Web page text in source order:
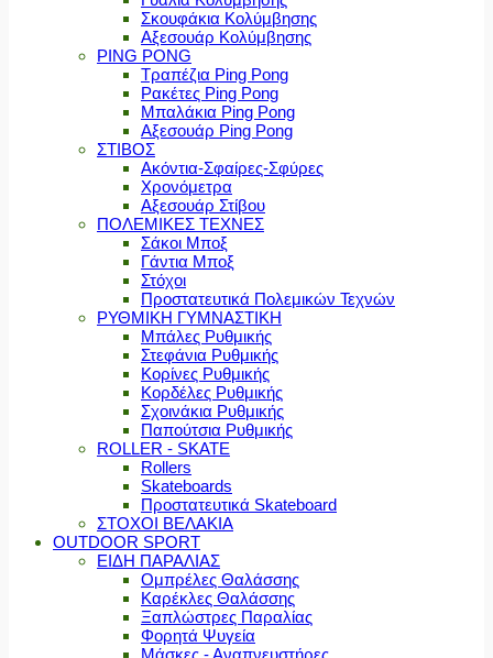
Σκουφάκια Κολύμβησης
Αξεσουάρ Κολύμβησης
PING PONG
Τραπέζια Ping Pong
Ρακέτες Ping Pong
Μπαλάκια Ping Pong
Αξεσουάρ Ping Pong
ΣΤΙΒΟΣ
Ακόντια-Σφαίρες-Σφύρες
Χρονόμετρα
Αξεσουάρ Στίβου
ΠΟΛΕΜΙΚΕΣ ΤΕΧΝΕΣ
Σάκοι Μποξ
Γάντια Μποξ
Στόχοι
Προστατευτικά Πολεμικών Τεχνών
ΡΥΘΜΙΚΗ ΓΥΜΝΑΣΤΙΚΗ
Μπάλες Ρυθμικής
Στεφάνια Ρυθμικής
Κορίνες Ρυθμικής
Κορδέλες Ρυθμικής
Σχοινάκια Ρυθμικής
Παπούτσια Ρυθμικής
ROLLER - SKATE
Rollers
Skateboards
Προστατευτικά Skateboard
ΣΤΟΧΟΙ ΒΕΛΑΚΙΑ
OUTDOOR SPORT
ΕΙΔΗ ΠΑΡΑΛΙΑΣ
Ομπρέλες Θαλάσσης
Καρέκλες Θαλάσσης
Ξαπλώστρες Παραλίας
Φορητά Ψυγεία